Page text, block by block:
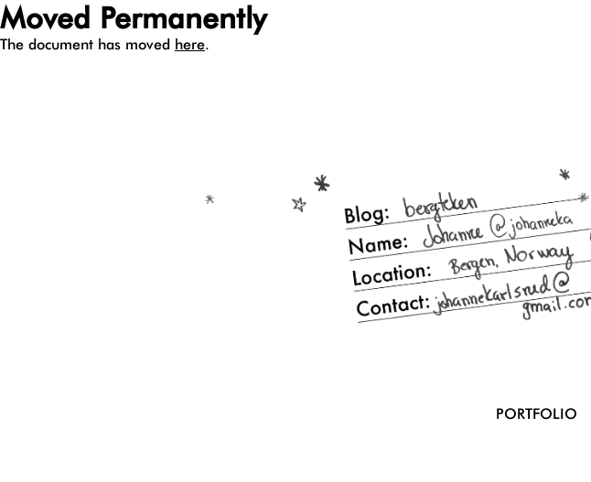
Moved Permanently
The document has moved here.
PORTFOLIO